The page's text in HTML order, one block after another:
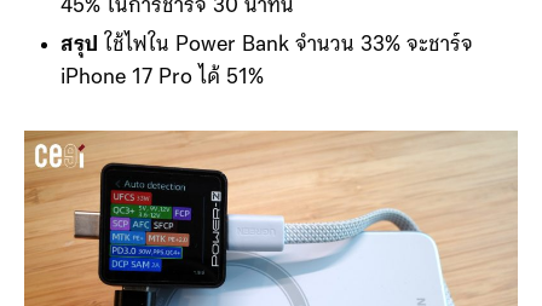
45% ในการชาร์จ 30 นาทีนี้
สรุป ใช้ไฟใน Power Bank จำนวน 33% จะชาร์จ
iPhone 17 Pro ได้ 51%